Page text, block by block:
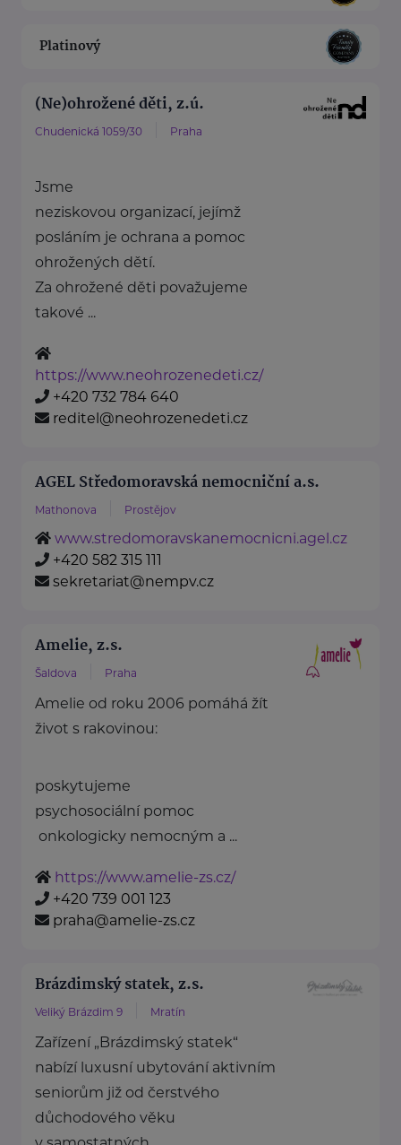
Platinový
(Ne)ohrožené děti, z.ú.
Chudenická 1059/30 Praha
Jsme
neziskovou organizací, jejímž
posláním je ochrana a pomoc
ohrožených dětí.
Za ohrožené děti považujeme
takové ...
https://www.neohrozenedeti.cz/
+420 732 784 640
reditel@neohrozenedeti.cz
AGEL Středomoravská nemocniční a.s.
Mathonova Prostějov
www.stredomoravskanemocnicni.agel.cz
+420 582 315 111
sekretariat@nempv.cz
Amelie, z.s.
Šaldova Praha
Amelie od roku 2006 pomáhá žít
život s rakovinou:
poskytujeme
psychosociální pomoc
onkologicky nemocným a ...
https://www.amelie-zs.cz/
+420 739 001 123
praha@amelie-zs.cz
Brázdimský statek, z.s.
Veliký Brázdim 9 Mratín
Zařízení „Brázdimský statek“
nabízí luxusní ubytování aktivním
seniorům již od čerstvého
důchodového věku